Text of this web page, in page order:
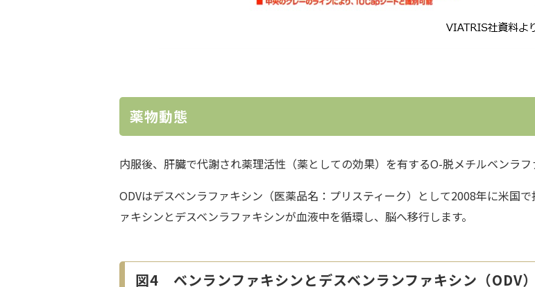
薬物動態
内服後、肝臓で代謝され薬理活性（薬としての効果）を有するO-脱メチルベンラフ
ODVはデスベンラファキシン（医薬品名：プリスティーク）として2008年に米国
ァキシンとデスベンラファキシンが血液中を循環し、脳へ移行します。
図4 ベンランファキシンとデスベンランファキシン（ODV